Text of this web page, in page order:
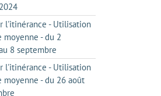
l'itinérance - Utilisation
- du 2
8 septembre
l'itinérance - Utilisation
- du 26 août